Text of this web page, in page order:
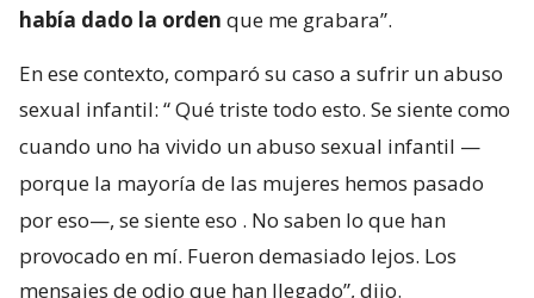
había dado la orden que me grabara”.
En ese contexto, comparó su caso a sufrir un abuso
sexual infantil: “Qué triste todo esto. Se siente como
cuando uno ha vivido un abuso sexual infantil —
porque la mayoría de las mujeres hemos pasado
por eso—, se siente eso . No saben lo que han
provocado en mí. Fueron demasiado lejos. Los
mensajes de odio que han llegado”, dijo.